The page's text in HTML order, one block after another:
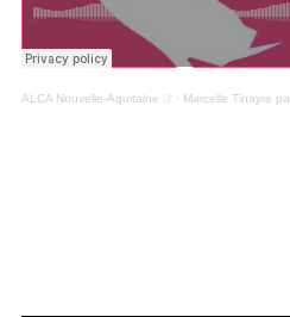
ALCA Nouvelle-Aquitaine · Marcelle Tinayre